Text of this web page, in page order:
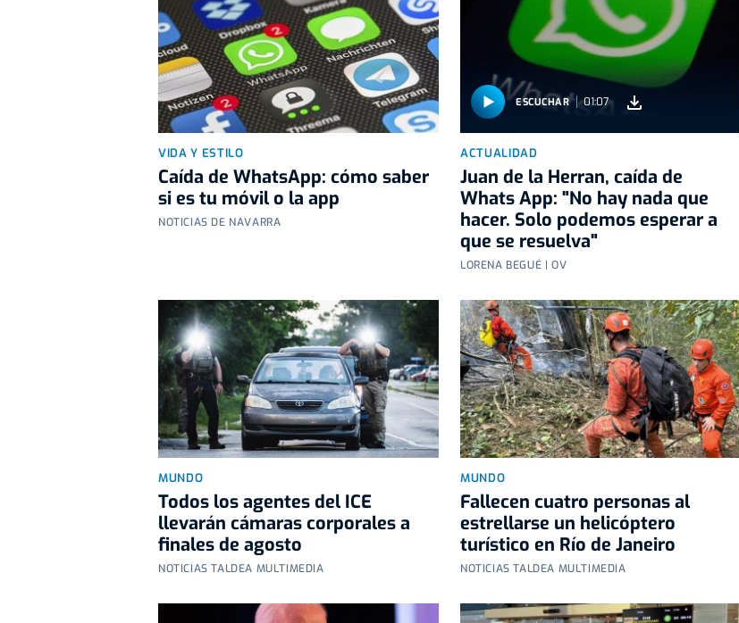
VIDA Y ESTILO
Caída de WhatsApp: cómo saber
si es tu móvil o la app
NOTICIAS DE NAVARRA
ESCUCHAR 01:07
ACTUALIDAD
Juan de la Herran, caída de
Whats App: "No hay nada que
hacer. Solo podemos esperar a
que se resuelva"
LORENA BEGUÉ | OV
MUNDO
Todos los agentes del ICE
llevarán cámaras corporales a
finales de agosto
NOTICIAS TALDEA MULTIMEDIA
MUNDO
Fallecen cuatro personas al
estrellarse un helicóptero
turístico en Río de Janeiro
NOTICIAS TALDEA MULTIMEDIA